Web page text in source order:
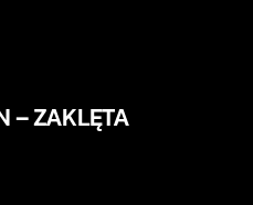
– ZAKLĘTA